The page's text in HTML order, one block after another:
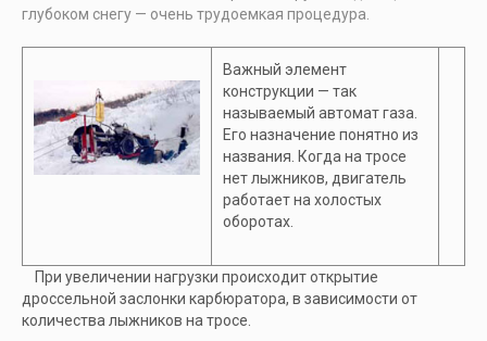
глубоком снегу — очень трудоемкая процедура.
Важный элемент
конструкции — так
называемый автомат газа.
Его назначение понятно из
названия. Когда на тросе
нет лыжников, двигатель
работает на холостых
оборотах.
При увеличении нагрузки происходит открытие
дроссельной заслонки карбюратора, в зависимости от
количества лыжников на тросе.